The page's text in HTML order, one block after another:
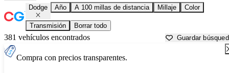
Dodge Año A 100 millas de distancia Millaje Color
Transmisión Borrar todo
381 vehículos encontrados Guardar
Compra con precios transparentes.